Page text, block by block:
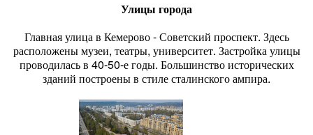
Улицы города
Главная улица в Кемерово - Советский проспект. Здесь
расположены музеи, театры, университет. Застройка улицы
проводилась в 40-50-е годы. Большинство исторических
зданий построены в стиле сталинского ампира.